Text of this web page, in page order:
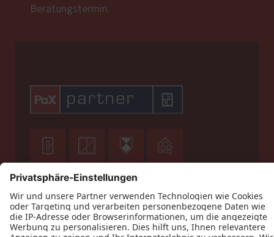
Beratungstermin.
   
  